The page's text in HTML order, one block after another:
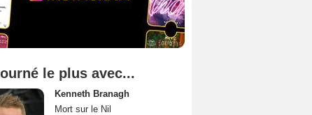
le plus avec...
Kenneth Branagh
Mort sur le Nil